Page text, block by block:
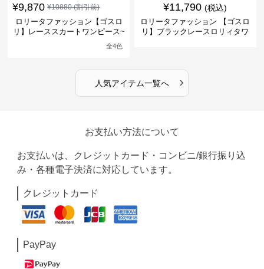
¥9,870 ¥10880(割引前)
ロリータファッション【ゴスロ
リ】レーススカートワンピース~
全4色
¥11,790 (税込)
ロリータファッション 【ゴスロ
リ】ブラックレースロリィタワ
人気アイテム一覧へ ›
お支払い方法について
お支払いは、クレジットカード・コンビニ/銀行振り込
み・各種電子決済に対応しています。
クレジットカード
PayPay